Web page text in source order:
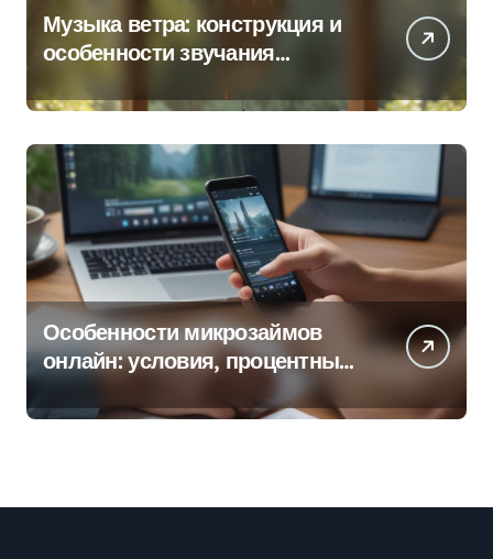
Музыка ветра: конструкция и
особенности звучания
Особенности микрозаймов
онлайн: условия, процентные
ставки и порядок оформления